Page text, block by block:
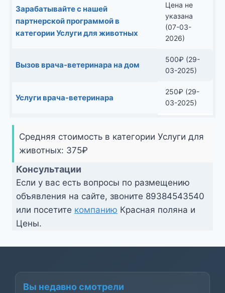
Зарабатывайте с нашей
партнерской программой в
категории Услуги для животных
Цена не
указана
(07-03-
2026)
Вызов врача-ветеринара на дом
500₽ (29-
03-2025)
Услуги врача-ветеринара
250₽ (29-
03-2025)
Средняя стоимость в категории Услуги для
животных: 375₽
Консультации
Если у вас есть вопросы по размещению
объявления на сайте, звоните 89384543540
или посетите компанию Красная поляна и
Цены.
Вы недавно смотрели